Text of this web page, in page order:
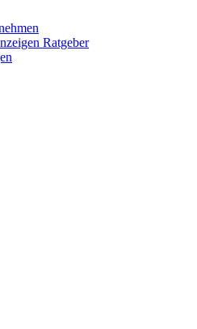
Ratgeber